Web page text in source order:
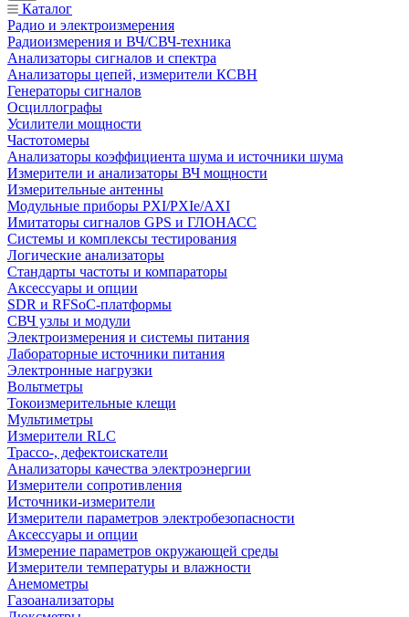
Каталог
Радио и электроизмерения
Радиоизмерения и ВЧ/СВЧ-техника
Анализаторы сигналов и спектра
Анализаторы цепей, измерители КСВН
Генераторы сигналов
Осциллографы
Усилители мощности
Частотомеры
Анализаторы коэффициента шума и источники шума
Измерители и анализаторы ВЧ мощности
Измерительные антенны
Модульные приборы PXI/PXIe/AXI
Имитаторы сигналов GPS и ГЛОНАСС
Системы и комплексы тестирования
Логические анализаторы
Стандарты частоты и компараторы
Аксессуары и опции
SDR и RFSoC‑платформы
СВЧ узлы и модули
Электроизмерения и системы питания
Лабораторные источники питания
Электронные нагрузки
Вольтметры
Токоизмерительные клещи
Мультиметры
Измерители RLC
Трассо-, дефектоискатели
Анализаторы качества электроэнергии
Измерители сопротивления
Источники-измерители
Измерители параметров электробезопасности
Аксессуары и опции
Измерение параметров окружающей среды
Измерители температуры и влажности
Анемометры
Газоанализаторы